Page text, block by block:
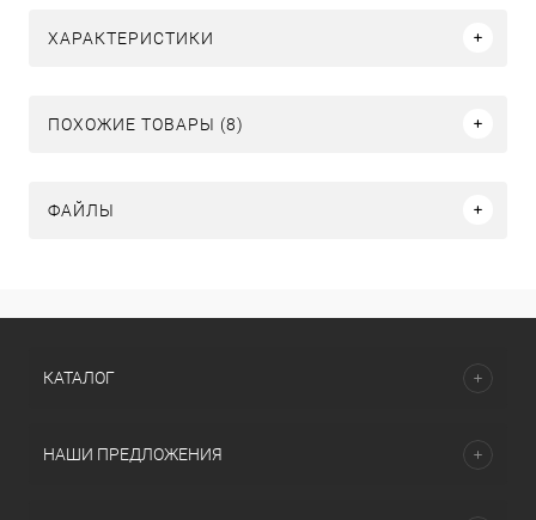
ХАРАКТЕРИСТИКИ
ПОХОЖИЕ ТОВАРЫ (8)
ФАЙЛЫ
КАТАЛОГ
НАШИ ПРЕДЛОЖЕНИЯ